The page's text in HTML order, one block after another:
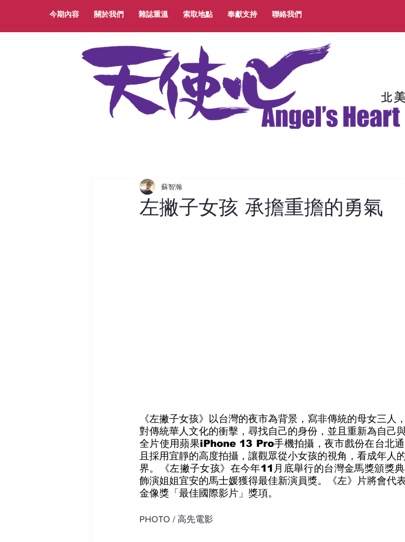
今期內容 關於我們 雜誌重溫 索取地點 奉獻支持 聯絡我們
左撇子女孩 承擔重擔的勇氣
蘇智瀚
《左撇子女孩》以台灣的夜市為背景，寫非傳統的母女三人
對傳統華人文化的衝擊，尋找自己的身份，並且重新為自己
全片使用蘋果iPhone 13 Pro手機拍攝，夜市戲份在台北
且採用宜靜的高度拍攝，讓觀眾從小女孩的視角，看成年人
界。《左撇子女孩》在今年11月底舉行的台灣金馬獎頒獎
飾演姐姐宜安的馬士媛獲得最佳新演員獎。《左》片將會代
金像獎「最佳國際影片」獎項。
PHOTO / 高先電影